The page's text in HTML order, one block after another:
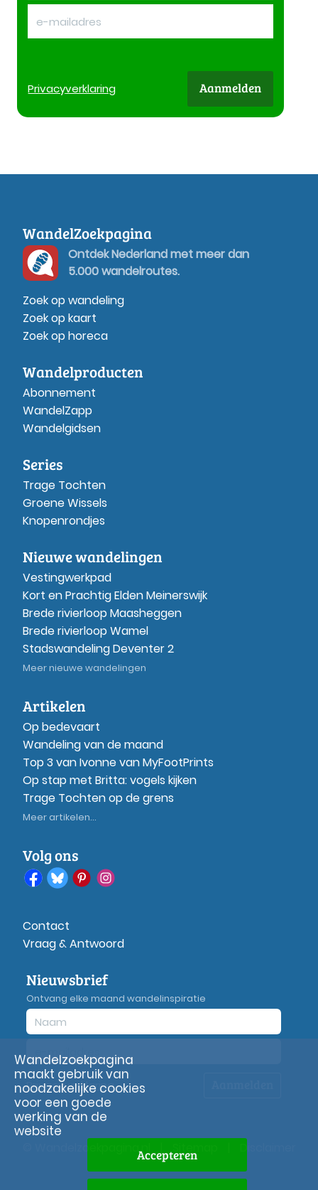
Privacyverklaring Aanmelden
WandelZoekpagina
Ontdek Nederland met meer dan
5.000 wandelroutes.
Zoek op wandeling
Zoek op kaart
Zoek op horeca
Wandelproducten
Abonnement
WandelZapp
Wandelgidsen
Series
Trage Tochten
Groene Wissels
Knopenrondjes
Nieuwe wandelingen
Vestingwerkpad
Kort en Prachtig Elden Meinerswijk
Brede rivierloop Maasheggen
Brede rivierloop Wamel
Stadswandeling Deventer 2
Meer nieuwe wandelingen
Artikelen
Op bedevaart
Wandeling van de maand
Top 3 van Ivonne van MyFootPrints
Op stap met Britta: vogels kijken
Trage Tochten op de grens
Meer artikelen...
Volg ons
Contact
Vraag & Antwoord
Nieuwsbrief
Ontvang elke maand wandelinspiratie
Privacyverklaring
© Wandelzoekpagina.nl
Wandelzoekpagina
maakt gebruik van
noodzakelijke cookies
voor een goede
werking van de
website
Accepteren